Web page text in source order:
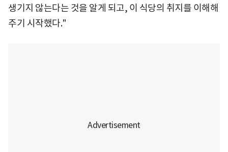
생기지 않는다는 것을 알게 되고, 이 식당의 취지를 이해해
주기 시작했다."